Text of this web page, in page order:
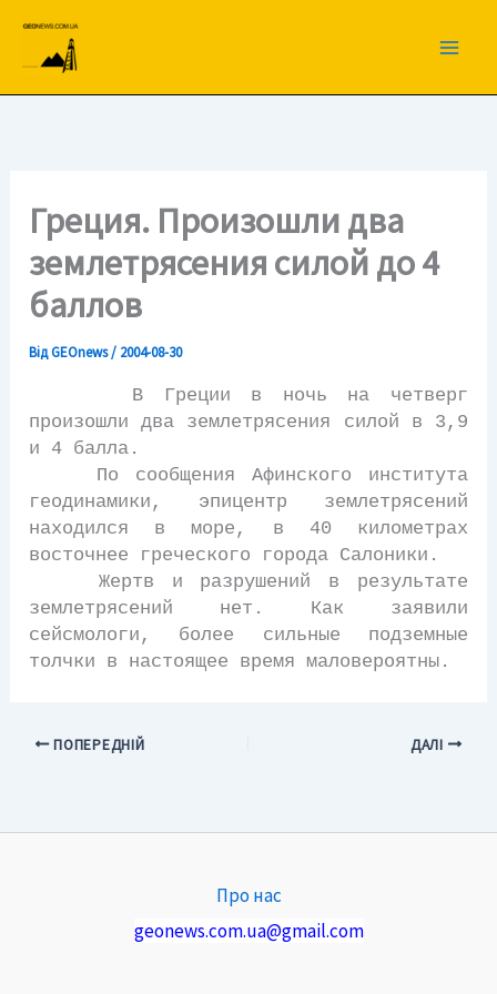
вмісту
Греция. Произошли два
землетрясения силой до 4
баллов
ВідGEOnews/ 2004-08-30
В Греции в ночь на четверг
произошли два землетрясения силой в 3,9
и 4 балла.
По сообщения Афинского института
геодинамики, эпицентр землетрясений
находился в море, в 40 километрах
восточнее греческого города Салоники.
Жертв и разрушений в результате
землетрясений нет. Как заявили
сейсмологи, более сильные подземные
толчки в настоящее время маловероятны.
ПОПЕРЕДНІЙ ДАЛІ
Про нас
geonews.com.ua@gmail.com